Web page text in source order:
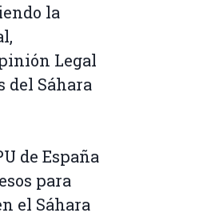
la
Legal
del Sáhara
de España
para
el Sáhara